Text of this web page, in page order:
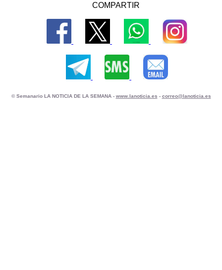
COMPARTIR
© Semanario LA NOTICIA DE LA SEMANA - www.lanoticia.es - correo@lanoticia.es